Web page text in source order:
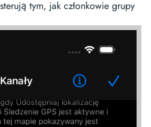
sterują tym, jak członkowie grupy